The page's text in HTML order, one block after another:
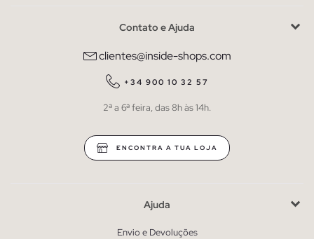
Contato e Ajuda
clientes@inside-shops.com
+34 900 10 32 57
2ª a 6ª feira, das 8h às 14h.
ENCONTRA A TUA LOJA
Ajuda
Envio e Devoluções